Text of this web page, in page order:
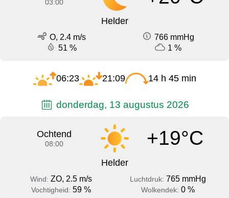
03:00
Helder
O, 2.4 m/s
766 mmHg
51 %
1 %
06:23 21:09 14 h 45 min
donderdag, 13 augustus 2026
Ochtend
08:00 +19°C
Helder
Wind: ZO, 2.5 m/s Luchtdruk: 765 mmHg
Vochtigheid: 59 % Wolkendek: 0 %